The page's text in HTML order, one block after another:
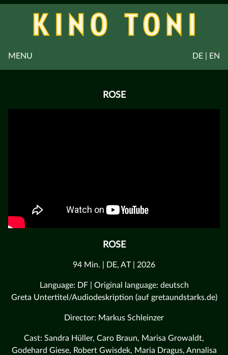
DE | EN
MENU
ROSE
ROSE
94 Min. | DE, AT | 2026
Language: DF | Original language: deutsch
Greta Untertitel/Audiodeskription (auf gretaundstarks.de)
Director: Markus Schleinzer
Cast: Sandra Hüller, Caro Braun, Marisa Growaldt,
Godehard Giese, Robert Gwisdek, Maria Dragus, Annalisa